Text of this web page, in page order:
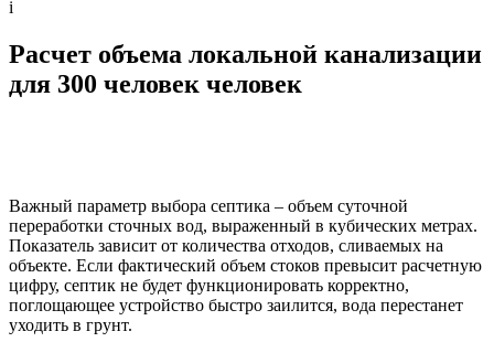
i
Расчет объема локальной канализации
для 300 человек человек
Важный параметр выбора септика – объем суточной
переработки сточных вод, выраженный в кубических метрах.
Показатель зависит от количества отходов, сливаемых на
объекте. Если фактический объем стоков превысит расчетную
цифру, септик не будет функционировать корректно,
поглощающее устройство быстро заилится, вода перестанет
уходить в грунт.